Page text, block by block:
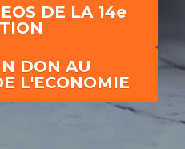
DE LA 14e
DON AU
L'ECONOMIE